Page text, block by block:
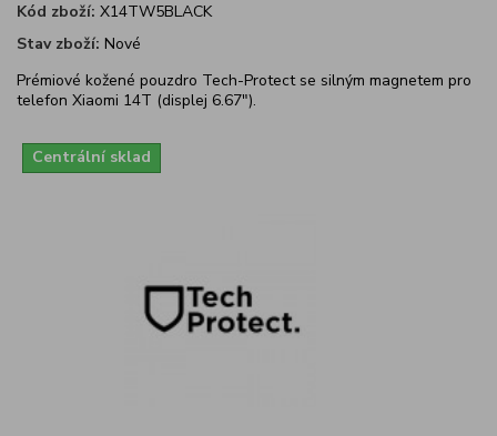
Kód zboží: X14TW5BLACK
Stav zboží: Nové
Prémiové kožené pouzdro Tech-Protect se silným magnetem pro
telefon Xiaomi 14T (displej 6.67").
Centrální sklad